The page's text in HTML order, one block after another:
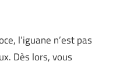
l’iguane n’est pas
Dès lors, vous